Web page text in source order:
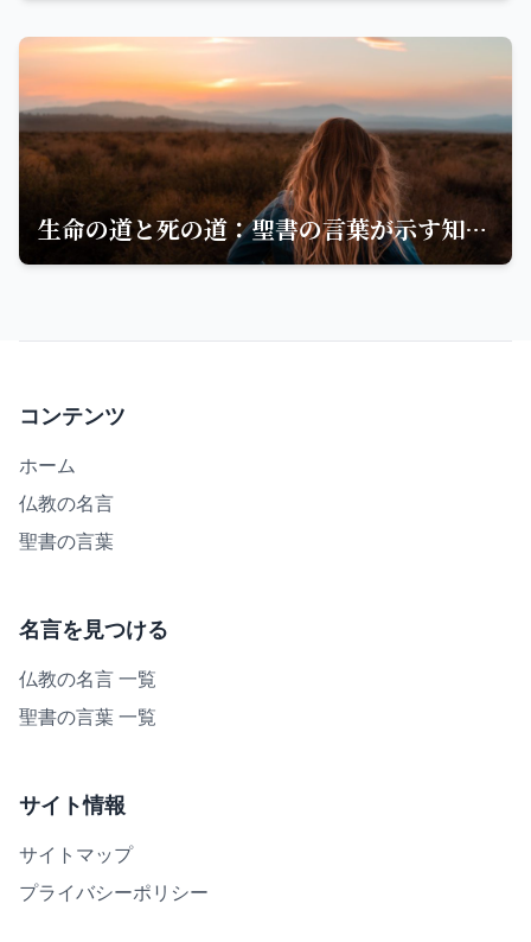
生命の道と死の道：聖書の言葉が示す知恵と選択
コンテンツ
ホーム
仏教の名言
聖書の言葉
名言を見つける
仏教の名言 一覧
聖書の言葉 一覧
サイト情報
サイトマップ
プライバシーポリシー